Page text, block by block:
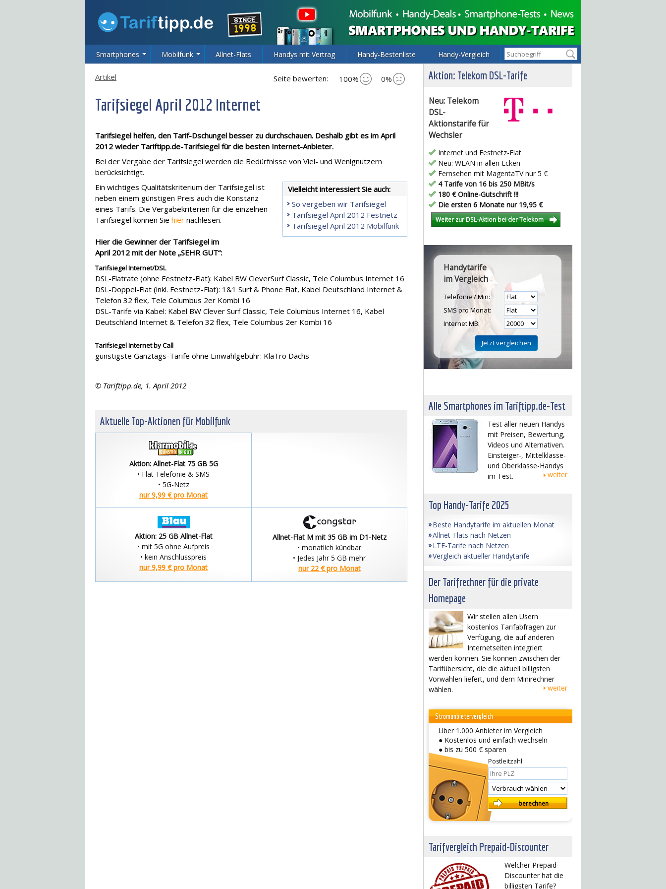
Smartphones Mobilfunk Allnet-Flats Handys mit Vertrag Handy-Bestenliste Handy-Vergleich
Seite bewerten: 100% 0%
Artikel
Tarifsiegel April 2012 Internet
Tarifsiegel helfen, den Tarif-Dschungel besser zu durchschauen. Deshalb gibt es im April
2012 wieder Tariftipp.de-Tarifsiegel für die besten Internet-Anbieter.
Bei der Vergabe der Tarifsiegel werden die Bedürfnisse von Viel- und Wenignutzern
berücksichtigt.
Vielleicht interessiert Sie auch:
So vergeben wir Tarifsiegel
Tarifsiegel April 2012 Festnetz
Tarifsiegel April 2012 Mobilfunk
Ein wichtiges Qualitätskriterium der Tarifsiegel ist
neben einem günstigen Preis auch die Konstanz
eines Tarifs. Die Vergabekriterien für die einzelnen
Tarifsiegel können Sie hier nachlesen.
Hier die Gewinner der Tarifsiegel im
April 2012 mit der Note „SEHR GUT“:
Tarifsiegel Internet/DSL
DSL-Flatrate (ohne Festnetz-Flat): Kabel BW CleverSurf Classic, Tele Columbus Internet 16
DSL-Doppel-Flat (inkl. Festnetz-Flat): 1&1 Surf & Phone Flat, Kabel Deutschland Internet &
Telefon 32 flex, Tele Columbus 2er Kombi 16
DSL-Tarife via Kabel: Kabel BW Clever Surf Classic, Tele Columbus Internet 16, Kabel
Deutschland Internet & Telefon 32 flex, Tele Columbus 2er Kombi 16
Tarifsiegel Internet by Call
günstigste Ganztags-Tarife ohne Einwahlgebühr: KlaTro Dachs
© Tariftipp.de, 1. April 2012
Aktuelle Top-Aktionen für Mobilfunk
Aktion: Allnet-Flat 75 GB 5G
• Flat Telefonie & SMS
• 5G-Netz
nur 9,99 € pro Monat
Aktion: 25 GB Allnet-Flat
• mit 5G ohne Aufpreis
• kein Anschlusspreis
nur 9,99 € pro Monat
Allnet-Flat M mit 35 GB im D1-Netz
• monatlich kündbar
• Jedes Jahr 5 GB mehr
nur 22 € pro Monat
Aktion: Telekom DSL-Tarife
Neu: Telekom
DSL-
Aktionstarife für
Wechsler
Internet und Festnetz-Flat
Neu: WLAN in allen Ecken
Fernsehen mit MagentaTV nur 5 €
4 Tarife von 16 bis 250 MBit/s
180 € Online-Gutschrift !!!
Die ersten 6 Monate nur 19,95 €
Weiter zur DSL-Aktion bei der Telekom
Handytarife
im Vergleich
Telefonie / Min:
SMS pro Monat:
Internet MB:
Alle Smartphones im Tariftipp.de-Test
Test aller neuen Handys
mit Preisen, Bewertung,
Videos und Alternativen.
Einsteiger-, Mittelklasse-
und Oberklasse-Handys
im Test.
weiter
Top Handy-Tarife 2025
Beste Handytarife im aktuellen Monat
Allnet-Flats nach Netzen
LTE-Tarife nach Netzen
Vergleich aktueller Handytarife
Der Tarifrechner für die private
Homepage
Wir stellen allen Usern
kostenlos Tarifabfragen zur
Verfügung, die auf anderen
Internetseiten integriert
werden können. Sie können zwischen der
Tarifübersicht, die die aktuell billigsten
Vorwahlen liefert, und dem Minirechner
wählen.
weiter
Stromanbietervergleich
Über 1.000 Anbieter im Vergleich
● Kostenlos und einfach wechseln
● bis zu 500 € sparen
Postleitzahl:
Tarifvergleich Prepaid-Discounter
Welcher Prepaid-
Discounter hat die
billigsten Tarife?